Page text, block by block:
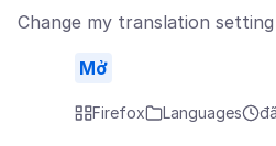
Change my translation
Mở
Firefox Languages